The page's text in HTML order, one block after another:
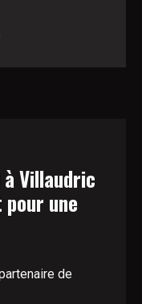
à Villaudric
pour une
de